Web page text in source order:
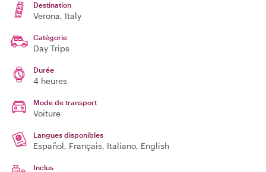
Destination
Verona, Italy
Catégorie
Day Trips
Durée
4 heures
Mode de transport
Voiture
Langues disponibles
Español, Français, Italiano, English
Inclus